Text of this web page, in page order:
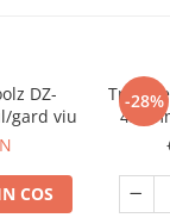
DZ-
gard viu
COS
-28%